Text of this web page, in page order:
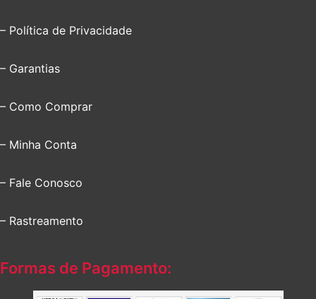
– Política de Privacidade
– Garantias
– Como Comprar
– Minha Conta
– Fale Conosco
– Rastreamento
Formas de Pagamento: